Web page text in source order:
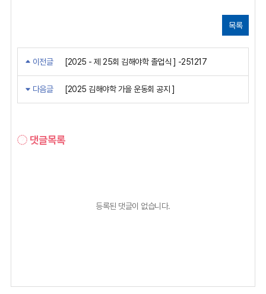
목록
이전글 [2025 - 제 25회 김해야학 졸업식 ] -251217
다음글 [2025 김해야학 가을 운동회 공지 ]
댓글목록
등록된 댓글이 없습니다.